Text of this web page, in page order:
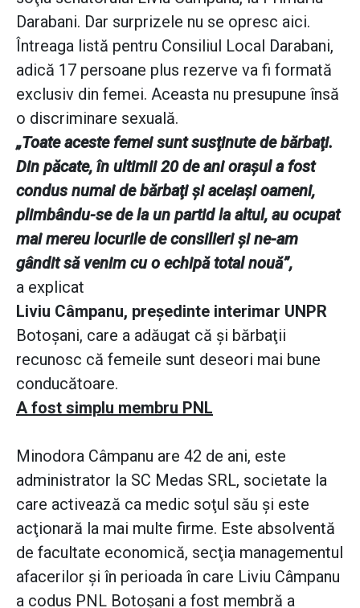
Darabani. Dar surprizele nu se opresc aici.
Întreaga listă pentru Consiliul Local Darabani,
adică 17 persoane plus rezerve va fi formată
exclusiv din femei. Aceasta nu presupune însă
o discriminare sexuală.
„Toate aceste femei sunt susţinute de bărbaţi.
Din păcate, în ultimii 20 de ani oraşul a fost
condus numai de bărbaţi şi aceiaşi oameni,
plimbându-se de la un partid la altul, au ocupat
mai mereu locurile de consilieri şi ne-am
gândit să venim cu o echipă total nouă”,
a explicat
Liviu Câmpanu, preşedinte interimar UNPR
Botoşani, care a adăugat că şi bărbaţii
recunosc că femeile sunt deseori mai bune
conducătoare.
A fost simplu membru PNL
Minodora Câmpanu are 42 de ani, este
administrator la SC Medas SRL, societate la
care activează ca medic soţul său şi este
acţionară la mai multe firme. Este absolventă
de facultate economică, secţia managementul
afacerilor şi în perioada în care Liviu Câmpanu
a codus PNL Botoşani a fost membră a